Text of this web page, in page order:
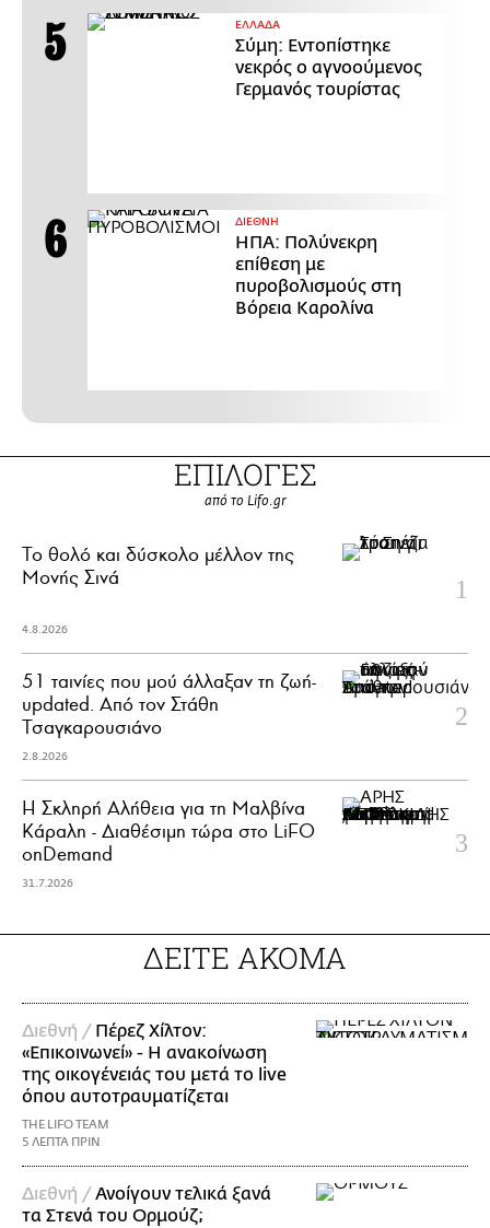
ΕΛΛΑΔΑ
Σύμη: Εντοπίστηκε
νεκρός ο αγνοούμενος
Γερμανός τουρίστας
ΔΙΕΘΝΗ
ΗΠΑ: Πολύνεκρη
επίθεση με
πυροβολισμούς στη
Βόρεια Καρολίνα
ΕΠΙΛΟΓΕΣ
από το Lifo.gr
Το θολό και δύσκολο μέλλον της
Μονής Σινά
4.8.2026
51 ταινίες που μού άλλαξαν τη ζωή-
updated. Aπό τον Στάθη
Τσαγκαρουσιάνο
2.8.2026
Η Σκληρή Αλήθεια για τη Μαλβίνα
Κάραλη - Διαθέσιμη τώρα στo LiFO
onDemand
31.7.2026
ΔΕΙΤΕ ΑΚΟΜΑ
Διεθνή / Πέρεζ Χίλτον:
«Επικοινωνεί» - Η ανακοίνωση
της οικογένειάς του μετά το live
όπου αυτοτραυματίζεται
THE LIFO TEAM
5 ΛΕΠΤΑ ΠΡΙΝ
Διεθνή / Ανοίγουν τελικά ξανά
τα Στενά του Ορμούζ;